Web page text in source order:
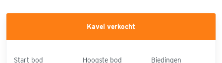
Kavel verkocht
Start bod Hoogste bod Biedingen